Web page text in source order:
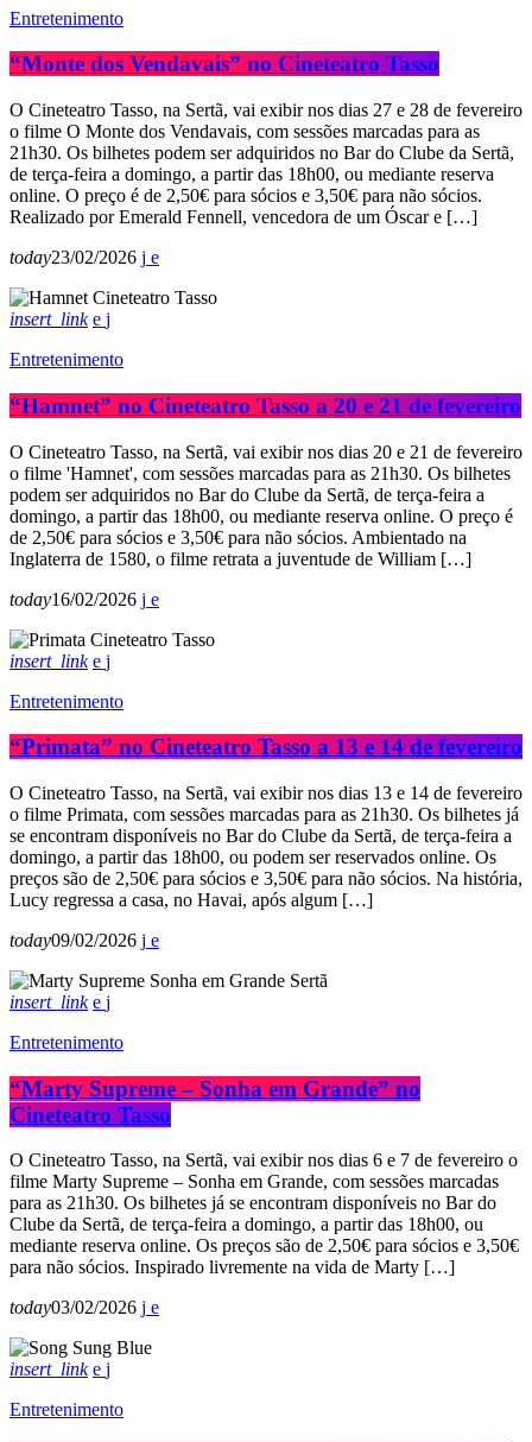
Entretenimento
“Monte dos Vendavais” no Cineteatro Tasso
O Cineteatro Tasso, na Sertã, vai exibir nos dias 27 e 28 de fevereiro
o filme O Monte dos Vendavais, com sessões marcadas para as
21h30. Os bilhetes podem ser adquiridos no Bar do Clube da Sertã,
de terça-feira a domingo, a partir das 18h00, ou mediante reserva
online. O preço é de 2,50€ para sócios e 3,50€ para não sócios.
Realizado por Emerald Fennell, vencedora de um Óscar e […]
today23/02/2026
insert_link
Entretenimento
“Hamnet” no Cineteatro Tasso a 20 e 21 de fevereiro
O Cineteatro Tasso, na Sertã, vai exibir nos dias 20 e 21 de fevereiro
o filme 'Hamnet', com sessões marcadas para as 21h30. Os bilhetes
podem ser adquiridos no Bar do Clube da Sertã, de terça-feira a
domingo, a partir das 18h00, ou mediante reserva online. O preço é
de 2,50€ para sócios e 3,50€ para não sócios. Ambientado na
Inglaterra de 1580, o filme retrata a juventude de William […]
today16/02/2026
insert_link
Entretenimento
“Primata” no Cineteatro Tasso a 13 e 14 de fevereiro
O Cineteatro Tasso, na Sertã, vai exibir nos dias 13 e 14 de fevereiro
o filme Primata, com sessões marcadas para as 21h30. Os bilhetes já
se encontram disponíveis no Bar do Clube da Sertã, de terça-feira a
domingo, a partir das 18h00, ou podem ser reservados online. Os
preços são de 2,50€ para sócios e 3,50€ para não sócios. Na história,
Lucy regressa a casa, no Havai, após algum […]
today09/02/2026
insert_link
Entretenimento
“Marty Supreme – Sonha em Grande” no
Cineteatro Tasso
O Cineteatro Tasso, na Sertã, vai exibir nos dias 6 e 7 de fevereiro o
filme Marty Supreme – Sonha em Grande, com sessões marcadas
para as 21h30. Os bilhetes já se encontram disponíveis no Bar do
Clube da Sertã, de terça-feira a domingo, a partir das 18h00, ou
mediante reserva online. Os preços são de 2,50€ para sócios e 3,50€
para não sócios. Inspirado livremente na vida de Marty […]
today03/02/2026
insert_link
Entretenimento